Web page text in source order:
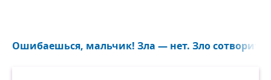
Ошибаешься, мальчик! Зла — нет. Зло сотворить